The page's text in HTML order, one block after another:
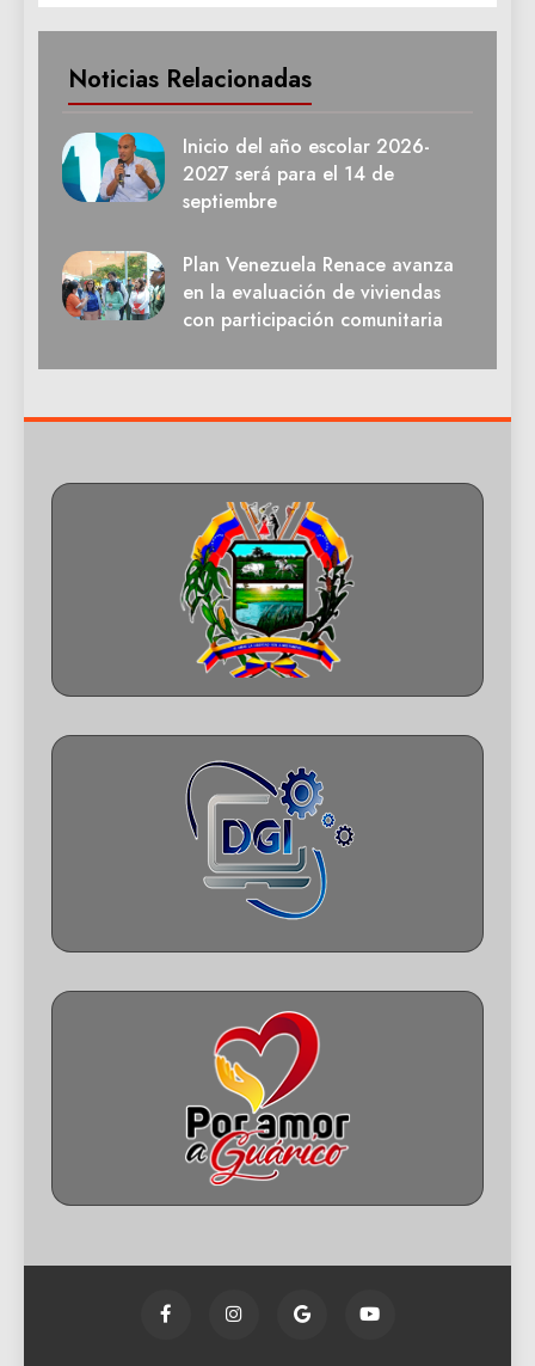
Noticias Relacionadas
Inicio del año escolar 2026-
2027 será para el 14 de
septiembre
Plan Venezuela Renace avanza
en la evaluación de viviendas
con participación comunitaria